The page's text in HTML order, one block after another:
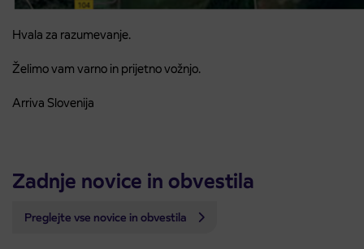
Hvala za razumevanje.
Želimo vam varno in prijetno vožnjo.
Arriva Slovenija
Zadnje novice in obvestila
Preglejte vse novice in obvestila